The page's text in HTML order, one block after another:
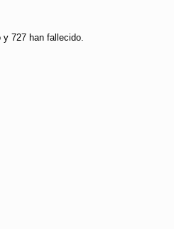
727 han fallecido.